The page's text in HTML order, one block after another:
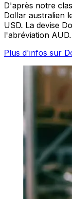
D'après notre
Dollar australien
USD. La devise
l'abréviation
Plus d'infos sur